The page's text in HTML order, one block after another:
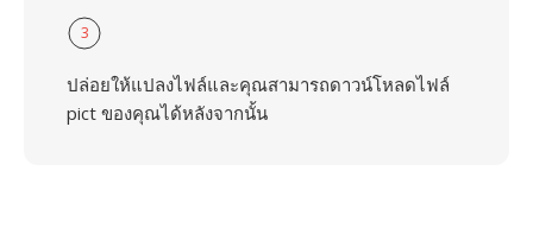
3
ปล่อยให้แปลงไฟล์และคุณสามารถดาวน์โหลดไฟล์
pict ของคุณได้หลังจากนั้น